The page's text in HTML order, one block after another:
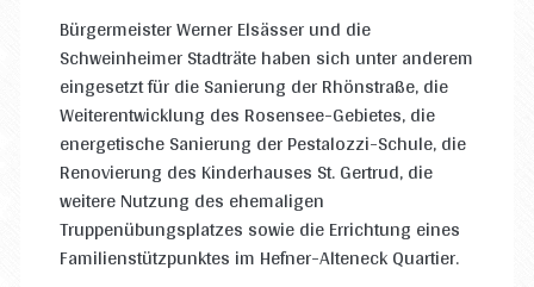
Bürgermeister Werner Elsässer und die
Schweinheimer Stadträte haben sich unter anderem
eingesetzt für die Sanierung der Rhönstraße, die
Weiterentwicklung des Rosensee-Gebietes, die
energetische Sanierung der Pestalozzi-Schule, die
Renovierung des Kinderhauses St. Gertrud, die
weitere Nutzung des ehemaligen
Truppenübungsplatzes sowie die Errichtung eines
Familienstützpunktes im Hefner-Alteneck Quartier.